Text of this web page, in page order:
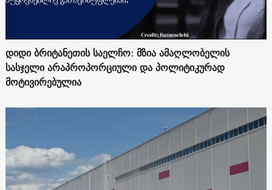
დიდი ბრიტანეთის საელჩო: მზია ამაღლობელის
სასჯელი არაპროპორციული და პოლიტიკურად
მოტივირებულია